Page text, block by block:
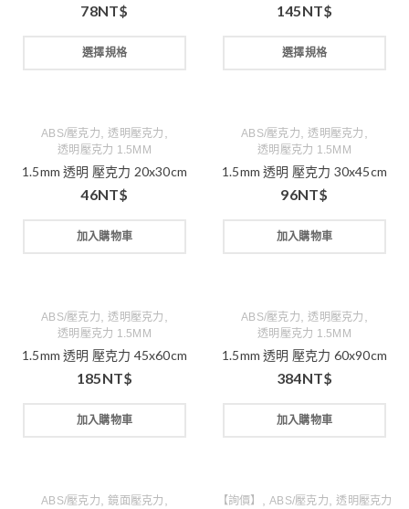
78NT$
選擇規格
145NT$
選擇規格
ABS/壓克力 ,透明壓克力
透明壓克力 1.5MM
1.5mm 透明 壓克力 20x30cm
46NT$
加入購物車
ABS/壓克力 ,透明壓克力
透明壓克力 1.5MM
1.5mm 透明 壓克力 30x45cm
96NT$
加入購物車
ABS/壓克力 ,透明壓克力
透明壓克力 1.5MM
1.5mm 透明 壓克力 45x60cm
185NT$
加入購物車
ABS/壓克力 ,透明壓克力
透明壓克力 1.5MM
1.5mm 透明 壓克力 60x90cm
384NT$
加入購物車
ABS/壓克力 ,鏡面壓克力 【詢價】 ABS/壓克力 ,透明壓克力